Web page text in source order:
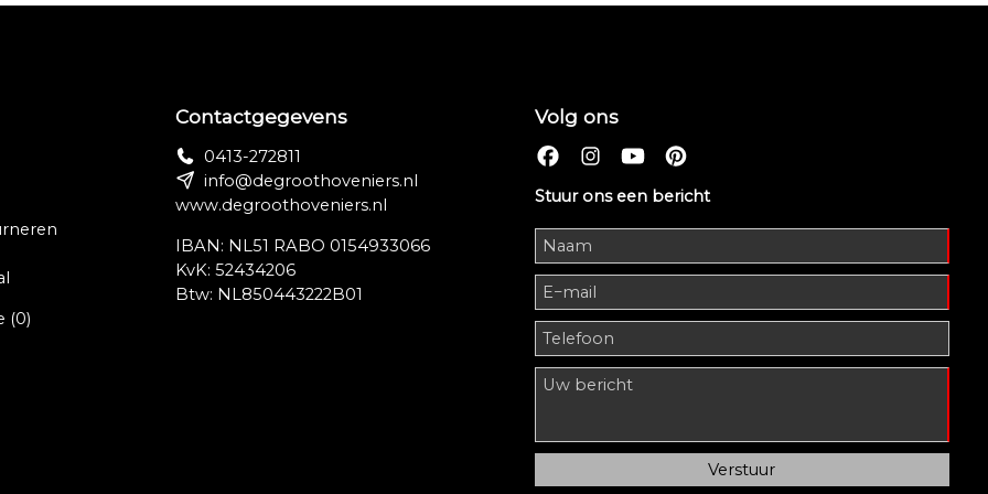
(0)
Contactgegevens
0413-272811
info@degroothoveniers.nl
www.degroothoveniers.nl
IBAN: NL51 RABO 0154933066
KvK: 52434206
Btw: NL850443222B01
Volg ons
Stuur ons een bericht